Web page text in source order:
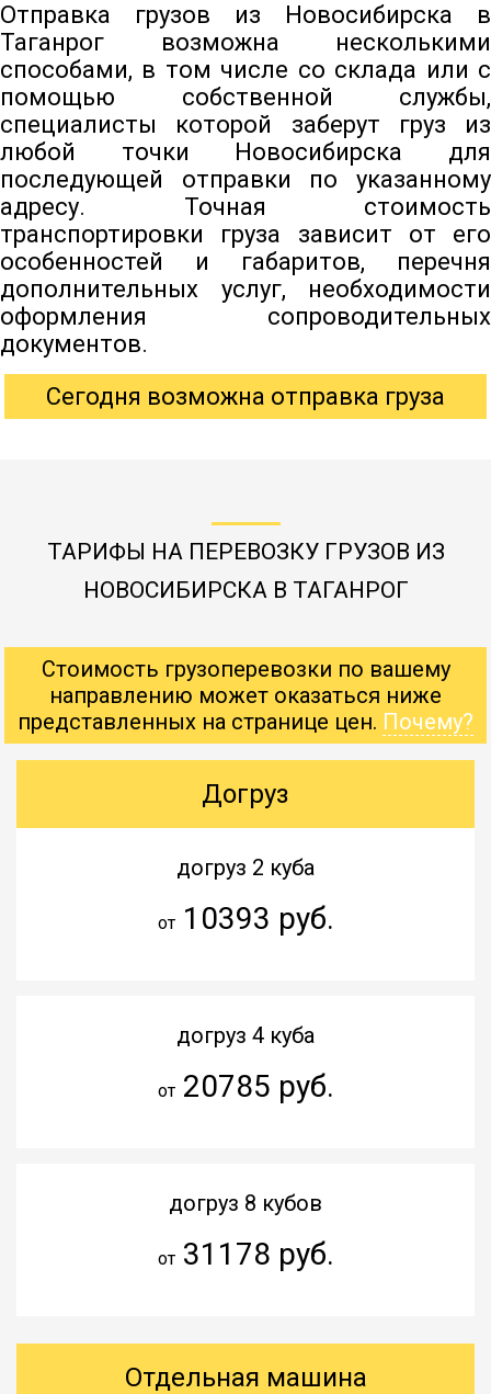
Отправка грузов из Новосибирска в
Таганрог возможна несколькими
способами, в том числе со склада или с
помощью собственной службы,
специалисты которой заберут груз из
любой точки Новосибирска для
последующей отправки по указанному
адресу. Точная стоимость
транспортировки груза зависит от его
особенностей и габаритов, перечня
дополнительных услуг, необходимости
оформления сопроводительных
документов.
Сегодня возможна отправка груза
ТАРИФЫ НА ПЕРЕВОЗКУ ГРУЗОВ ИЗ
НОВОСИБИРСКА В ТАГАНРОГ
Стоимость грузоперевозки по вашему
направлению может оказаться ниже
представленных на странице цен. Почему?
Догруз
догруз 2 куба
от10393 руб.
догруз 4 куба
от20785 руб.
догруз 8 кубов
от31178 руб.
Отдельная машина